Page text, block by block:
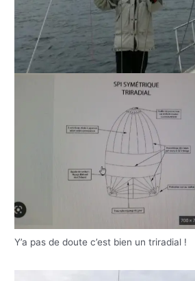
Y’a pas de doute c’est bien un triradial !